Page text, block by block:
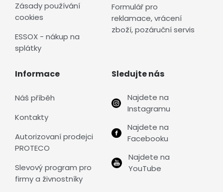
Zásady používání
cookies
ESSOX - nákup na
splátky
Formulář pro
reklamace, vrácení
zboží, pozáruční servis
Informace
Náš příběh
Kontakty
Autorizovaní prodejci
PROTECO
Slevový program pro
firmy a živnostníky
Sledujte nás
Najdete na
Instagramu
Najdete na
Facebooku
Najdete na
YouTube